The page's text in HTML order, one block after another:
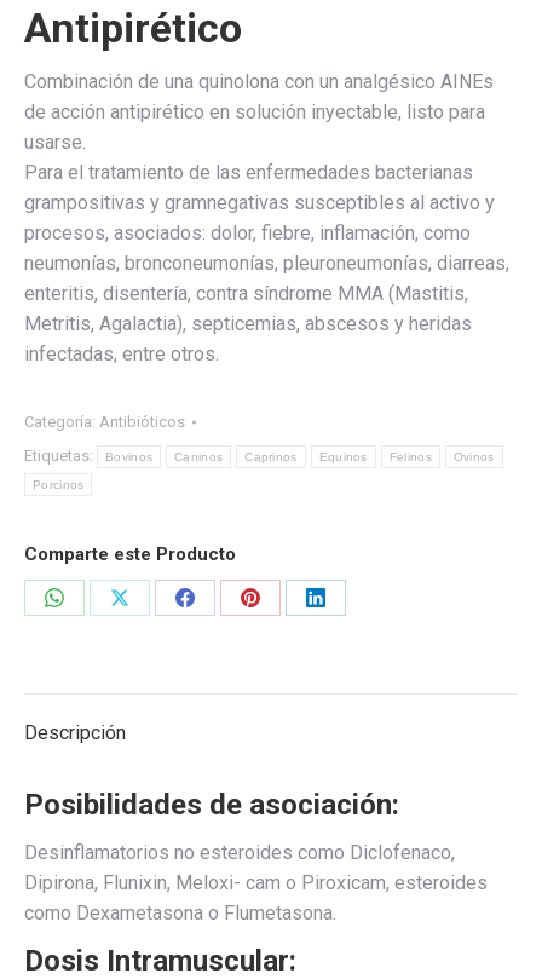
Antipirético
Combinación de una quinolona con un analgésico AINEs
de acción antipirético en solución inyectable, listo para
usarse.
Para el tratamiento de las enfermedades bacterianas
grampositivas y gramnegativas susceptibles al activo y
procesos, asociados: dolor, fiebre, inflamación, como
neumonías, bronconeumonías, pleuroneumonías, diarreas,
enteritis, disentería, contra síndrome MMA (Mastitis,
Metritis, Agalactia), septicemias, abscesos y heridas
infectadas, entre otros.
Categoría: Antibióticos
Etiquetas:
Bovinos Caninos Caprinos Equinos Felinos Ovinos
Porcinos
Comparte este Producto
Share
Share
Share
Share
Share
Descripción
Posibilidades de asociación:
Desinflamatorios no esteroides como Diclofenaco,
Dipirona, Flunixin, Meloxi- cam o Piroxicam, esteroides
como Dexametasona o Flumetasona.
Dosis Intramuscular: